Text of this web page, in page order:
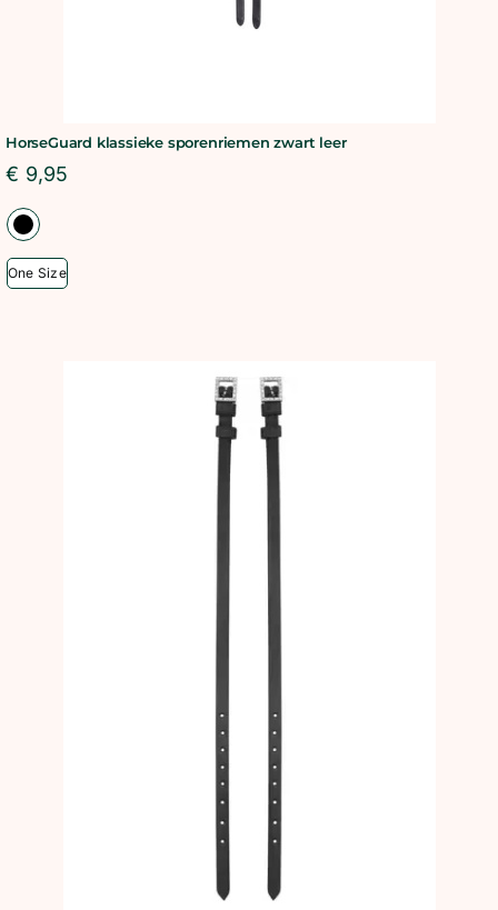
HorseGuard klassieke sporenriemen zwart leer
€ 9,95
One Size